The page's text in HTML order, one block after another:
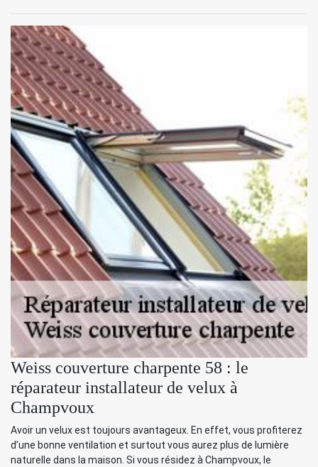
Weiss couverture charpente 58 : le
réparateur installateur de velux à
Champvoux
Avoir un velux est toujours avantageux. En effet, vous profiterez
d’une bonne ventilation et surtout vous aurez plus de lumière
naturelle dans la maison. Si vous résidez à Champvoux, le